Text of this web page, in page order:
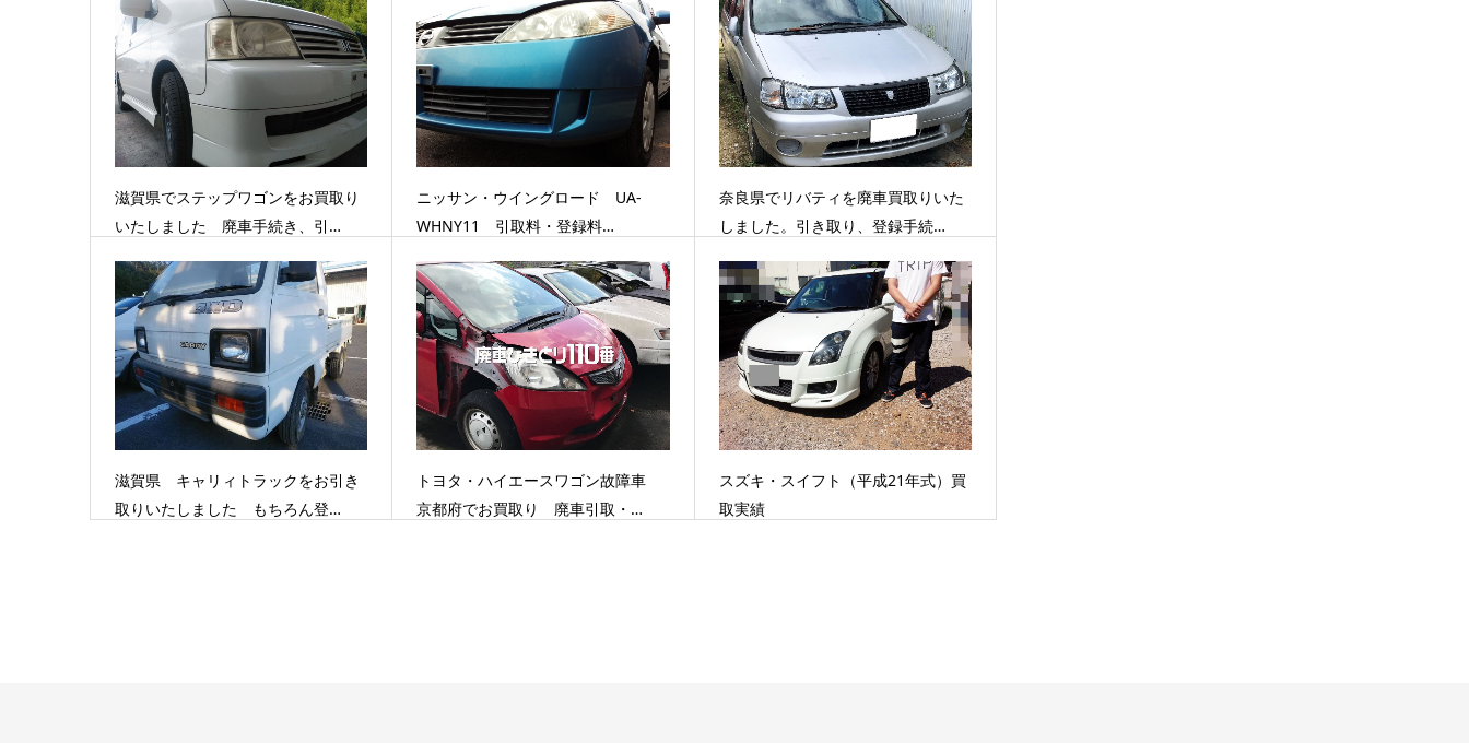
滋賀県でステップワゴンをお買取り
いたしました 廃車手続き、引…
ニッサン・ウイングロード UA-
WHNY11 引取料・登録料…
奈良県でリバティを廃車買取りいた
しました。引き取り、登録手続…
滋賀県 キャリィトラックをお引き
取りいたしました もちろん登…
トヨタ・ハイエースワゴン故障車
京都府でお買取り 廃車引取・…
スズキ・スイフト（平成21年式）買
取実績